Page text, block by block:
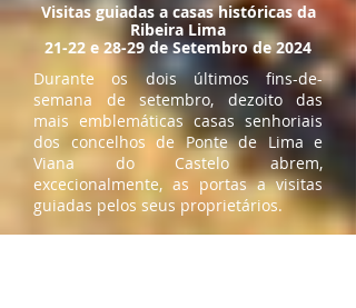
Visitas guiadas a casas históricas da
Ribeira Lima
​21-22 e 28-29 de Setembro de 2024
Durante os dois últimos fins-de-
semana de setembro, dezoito das
mais emblemáticas casas senhoriais
dos concelhos de Ponte de Lima e
Viana do Castelo abrem,
excecionalmente, as portas a visitas
guiadas pelos seus proprietários.